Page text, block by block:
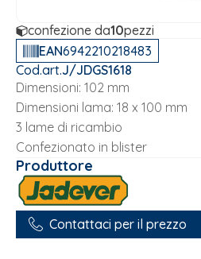
confezione da10pezzi
EAN6942210218483
Cod.art.J/JDGS1618
Dimensioni: 102 mm
Dimensioni lama: 18 x 100 mm
3 lame di ricambio
Confezionato in blister
Produttore
Contattaci per il prezzo